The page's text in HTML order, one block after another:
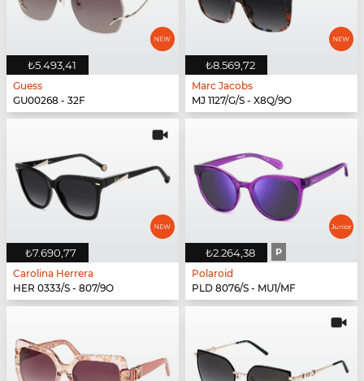
₺5.493,41
Guess
GU00268 - 32F
₺8.569,72
Marc Jacobs
MJ 1127/G/S - X8Q/9O
₺7.690,77
Carolina Herrera
HER 0333/S - 807/9O
₺2.264,38 P
Polaroid
PLD 8076/S - MU1/MF